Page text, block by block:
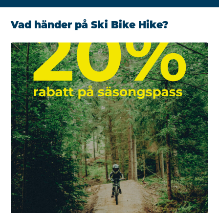
Vad händer på Ski Bike Hike?